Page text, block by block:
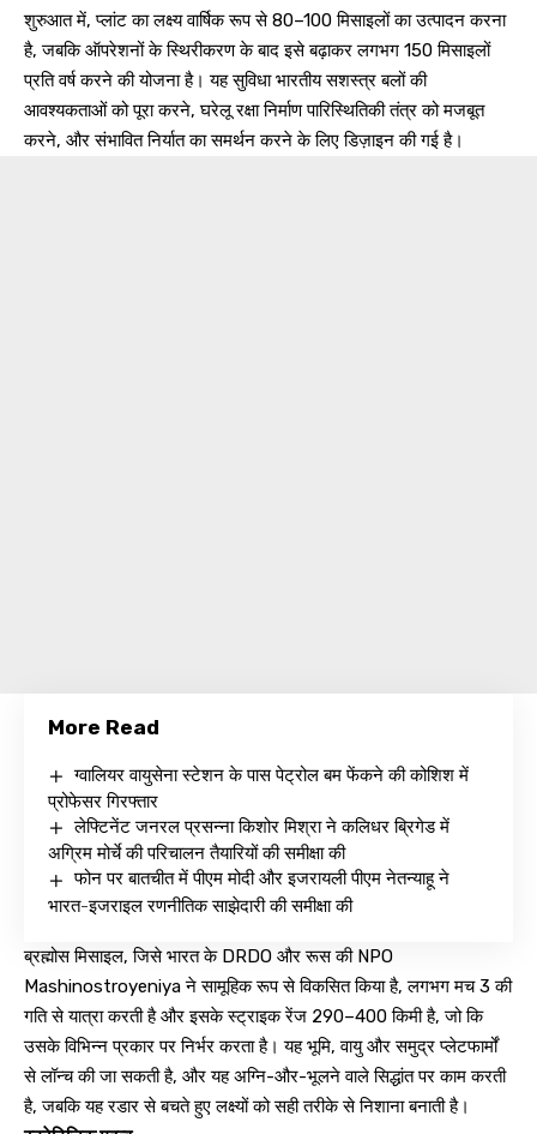
शुरुआत में, प्लांट का लक्ष्य वार्षिक रूप से 80–100 मिसाइलों का उत्पादन करना
है, जबकि ऑपरेशनों के स्थिरीकरण के बाद इसे बढ़ाकर लगभग 150 मिसाइलों
प्रति वर्ष करने की योजना है। यह सुविधा भारतीय सशस्त्र बलों की
आवश्यकताओं को पूरा करने, घरेलू रक्षा निर्माण पारिस्थितिकी तंत्र को मजबूत
करने, और संभावित निर्यात का समर्थन करने के लिए डिज़ाइन की गई है।
More Read
ग्वालियर वायुसेना स्टेशन के पास पेट्रोल बम फेंकने की कोशिश में
प्रोफेसर गिरफ्तार
लेफ्टिनेंट जनरल प्रसन्ना किशोर मिश्रा ने कलिधर ब्रिगेड में
अग्रिम मोर्चे की परिचालन तैयारियों की समीक्षा की
फोन पर बातचीत में पीएम मोदी और इजरायली पीएम नेतन्याहू ने
भारत-इजराइल रणनीतिक साझेदारी की समीक्षा की
ब्रह्मोस मिसाइल, जिसे भारत के DRDO और रूस की NPO
Mashinostroyeniya ने सामूहिक रूप से विकसित किया है, लगभग मच 3 की
गति से यात्रा करती है और इसके स्ट्राइक रेंज 290–400 किमी है, जो कि
उसके विभिन्न प्रकार पर निर्भर करता है। यह भूमि, वायु और समुद्र प्लेटफार्मों
से लॉन्च की जा सकती है, और यह अग्नि-और-भूलने वाले सिद्धांत पर काम करती
है, जबकि यह रडार से बचते हुए लक्ष्यों को सही तरीके से निशाना बनाती है।